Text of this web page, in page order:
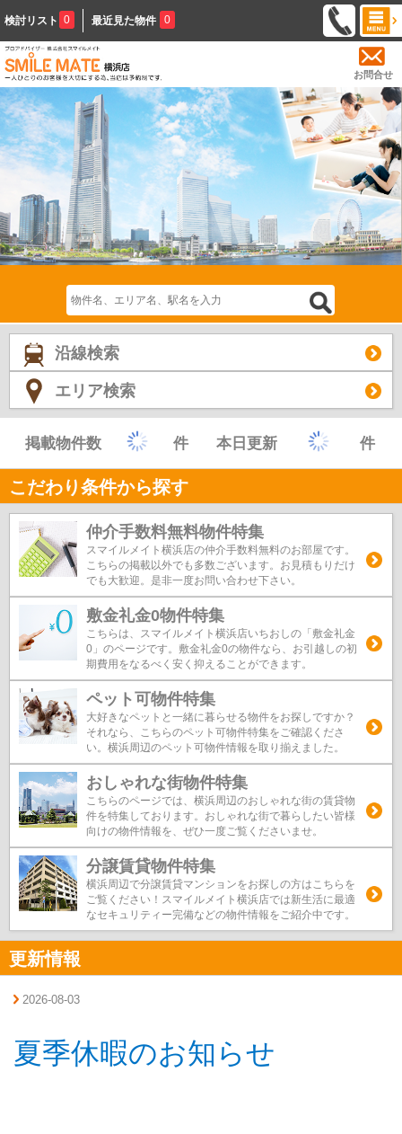
検討リスト 0 最近見た物件 0
お問合せ
沿線検索
エリア検索
掲載物件数 件 本日更新 件
こだわり条件から探す
仲介手数料無料物件特集
スマイルメイト横浜店の仲介手数料無料のお部屋です。
こちらの掲載以外でも多数ございます。お見積もりだけ
でも大歓迎。是非一度お問い合わせ下さい。
敷金礼金0物件特集
こちらは、スマイルメイト横浜店いちおしの「敷金礼金
0」のページです。敷金礼金0の物件なら、お引越しの初
期費用をなるべく安く抑えることができます。
ペット可物件特集
大好きなペットと一緒に暮らせる物件をお探しですか？
それなら、こちらのペット可物件特集をご確認くださ
い。横浜周辺のペット可物件情報を取り揃えました。
おしゃれな街物件特集
こちらのページでは、横浜周辺のおしゃれな街の賃貸物
件を特集しております。おしゃれな街で暮らしたい皆様
向けの物件情報を、ぜひ一度ご覧くださいませ。
分譲賃貸物件特集
横浜周辺で分譲賃貸マンションをお探しの方はこちらを
ご覧ください！スマイルメイト横浜店では新生活に最適
なセキュリティー完備などの物件情報をご紹介中です。
更新情報
2026-08-03
夏季休暇のお知らせ